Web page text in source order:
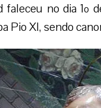
faleceu no dia 1º
Pio XI, sendo